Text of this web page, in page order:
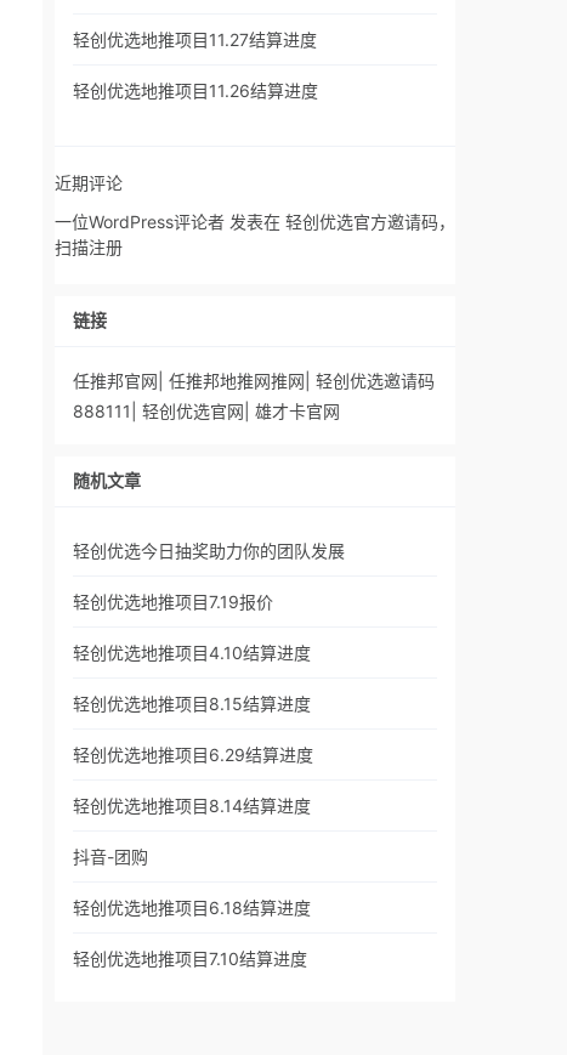
轻创优选地推项目11.27结算进度
轻创优选地推项目11.26结算进度
近期评论
一位WordPress评论者 发表在 轻创优选官方邀请码，
扫描注册
链接
任推邦官网 任推邦地推网推网 轻创优选邀请码
888111
轻创优选官网 雄才卡官网
随机文章
轻创优选今日抽奖助力你的团队发展
轻创优选地推项目7.19报价
轻创优选地推项目4.10结算进度
轻创优选地推项目8.15结算进度
轻创优选地推项目6.29结算进度
轻创优选地推项目8.14结算进度
抖音-团购
轻创优选地推项目6.18结算进度
轻创优选地推项目7.10结算进度